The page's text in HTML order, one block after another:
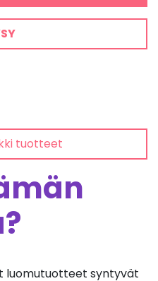
tuotteet
luomutuotteet syntyvät